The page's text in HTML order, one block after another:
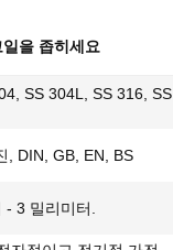
을 좁히세요
SS 304L, SS 316, SS
, DIN, GB, EN, BS
3 밀리미터.